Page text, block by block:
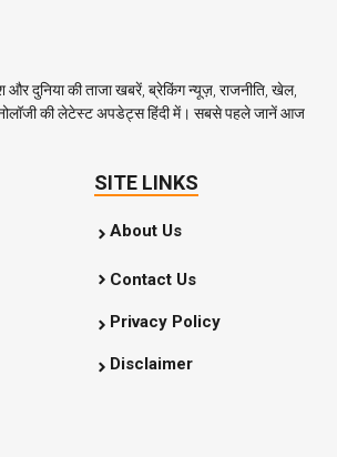
और दुनिया की ताजा खबरें, ब्रेकिंग न्यूज़, राजनीति, खेल,
की लेटेस्ट अपडेट्स हिंदी में। सबसे पहले जानें आज
SITE LINKS
About Us
Contact Us
Privacy Policy
Disclaimer